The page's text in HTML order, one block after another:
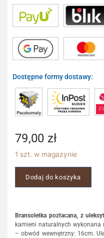
Dostępne formy dostawy:
79,00 zł
1 szt. w magazynie
Dodaj do koszyka
Bransoletka pozłacana, z
kamieni naturalnych wykonana
– obwód wewnętrzny: 16cm.